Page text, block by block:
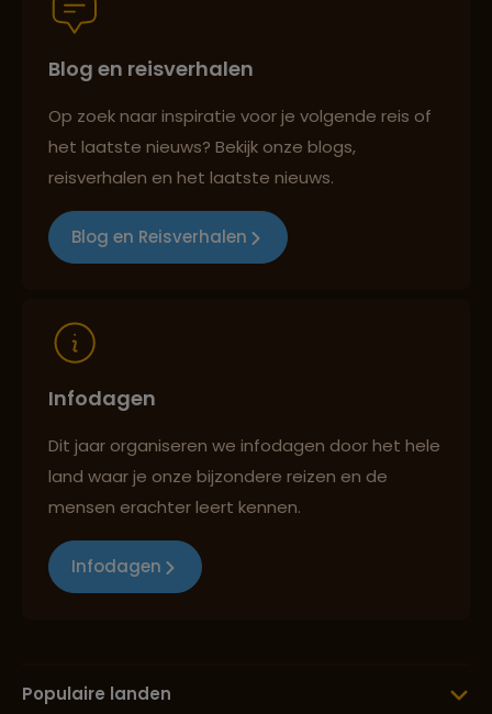
Best beoordeelde reisroutes
Reizen met oog voor mens, cultuur en milieu
Blog en reisverhalen
Op zoek naar inspiratie voor je volgende reis of
het laatste nieuws? Bekijk onze blogs,
reisverhalen en het laatste nieuws.
Blog en Reisverhalen
Infodagen
Dit jaar organiseren we infodagen door het hele
land waar je onze bijzondere reizen en de
mensen erachter leert kennen.
Infodagen
Populaire landen